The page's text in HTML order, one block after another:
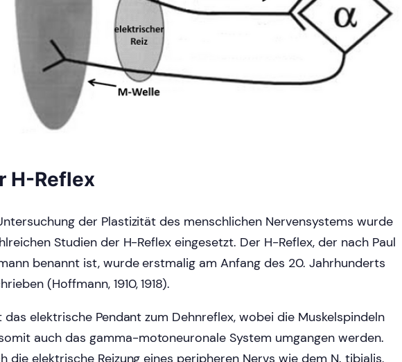
H-Reflex
der Plastizität des menschlichen Nervensystems wurde
Studien der H-Reflex eingesetzt. Der H-Reflex, der nach Paul
benannt ist, wurde erstmalig am Anfang des 20. Jahrhunderts
(Hoffmann, 1910, 1918).
das elektrische Pendant zum Dehnreflex, wobei die Muskelspindeln
auch das gamma-motoneuronale System umgangen werden.
die elektrische Reizung eines peripheren Nervs wie dem N. tibialis,